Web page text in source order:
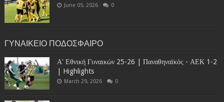
June 05, 2026 0
ΓΥΝΑΙΚΕΙΟ ΠΟΔΟΣΦΑΙΡΟ
Α' Εθνική Γυναικών 25-26 | Παναθηναϊκός - ΑΕΚ 1-2
| Highlights
March 29, 2026 0